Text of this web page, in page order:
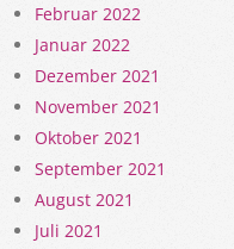
Februar 2022
Januar 2022
Dezember 2021
November 2021
Oktober 2021
September 2021
August 2021
Juli 2021